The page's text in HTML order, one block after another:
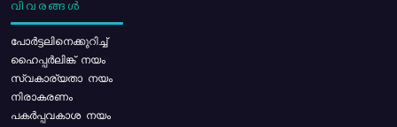
വിവരങ്ങൾ
പോര്‍ട്ടലിനെക്കുറിച്ച്
ഹൈപ്പർലിങ്ക് നയം
സ്വകാര്യതാ നയം
നിരാകരണം
പകർപ്പവകാശ നയം